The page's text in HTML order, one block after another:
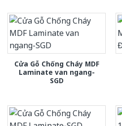
Cửa Gỗ Chống Cháy MDF
Laminate van ngang-
SGD